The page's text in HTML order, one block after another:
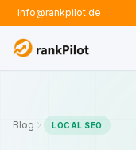
info@rankpilot.de
Blog LOCAL SEO